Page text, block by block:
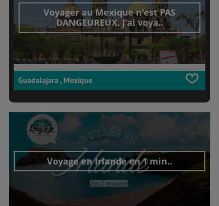
Voyager au Mexique n'est PAS
DANGEUREUX. J'ai voya..
Guadalajara , Mexique
Voyage en Irlande en 1 min..